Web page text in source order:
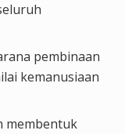
pembinaan
kemanusiaan
membentuk